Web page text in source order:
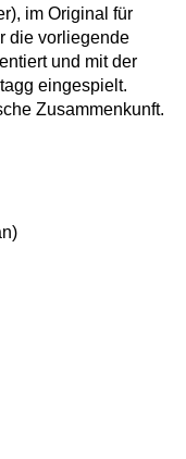
im Original für
die vorliegende
und mit der
eingespielt.
Zusammenkunft.